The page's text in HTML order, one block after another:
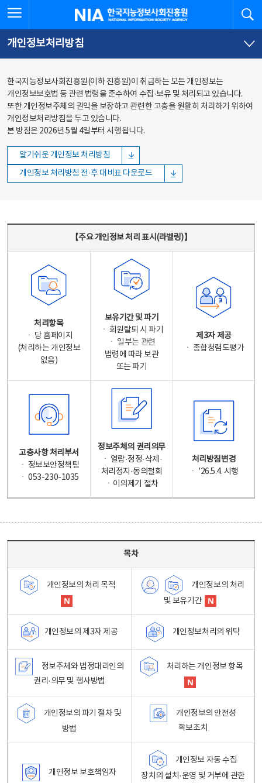
바로가기
바로가기
한국지능정보사회진흥원
개인정보처리방침
한국지능정보사회진흥원(이하 진흥원)이 취급하는 모든 개인정보는
개인정보보호법 등 관련 법령을 준수하여 수집·보유 및 처리되고 있습니다.
또한 개인정보주체의 권익을 보장하고 관련한 고충을 원활히 처리하기 위하여
개인정보처리방침을 두고 있습니다.
본 방침은 2026년 5월 4일부터 시행됩니다.
알기쉬운 개인정보 처리방침
개인정보 처리방침 전·후 대비표 다운로드
【주요 개인정보 처리 표시(라벨링)】
처리항목
ㆍ 당 홈페이지
(처리하는 개인정보
없음)
보유기간 및 파기
ㆍ 회원탈퇴 시 파기
ㆍ 일부는 관련
법령에 따라 보관
또는 파기
제3자 제공
ㆍ 종합청렴도평가
고충사항 처리부서
ㆍ 정보보안정책팀
ㆍ 053-230-1035
정보주체의 권리의무
ㆍ 열람·정정·삭제·
처리정지·동의철회
ㆍ이의제기 절차
처리방침변경
ㆍ '26.5.4. 시행
목차
개인정보의 처리 목적
개인정보의 처리
및 보유기간
개인정보의 제3자 제공 개인정보처리의 위탁
정보주체와 법정대리인의
권리·의무 및 행사방법
처리하는 개인정보 항목
개인정보의 파기 절차 및
방법
개인정보의 안전성
확보조치
개인정보 보호책임자
개인정보 자동 수집
장치의 설치·운영 및 거부에 관한